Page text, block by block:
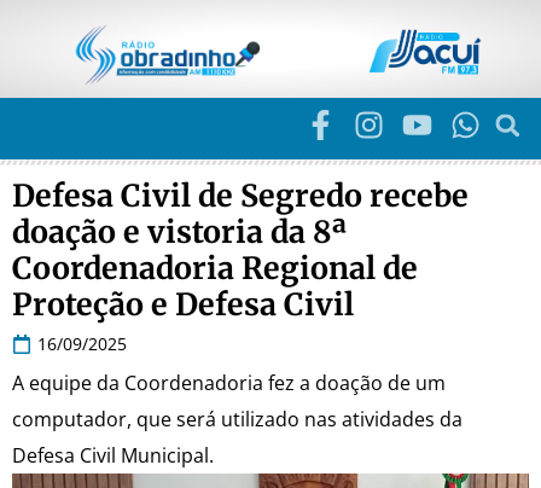
Defesa Civil de Segredo recebe
doação e vistoria da 8ª
Coordenadoria Regional de
Proteção e Defesa Civil
16/09/2025
A equipe da Coordenadoria fez a doação de um
computador, que será utilizado nas atividades da
Defesa Civil Municipal.